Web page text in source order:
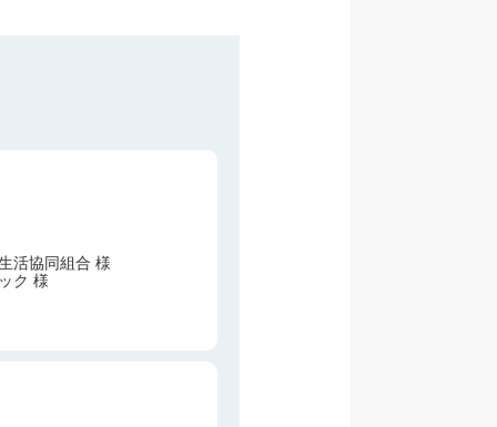
活協同組合 様
ク 様